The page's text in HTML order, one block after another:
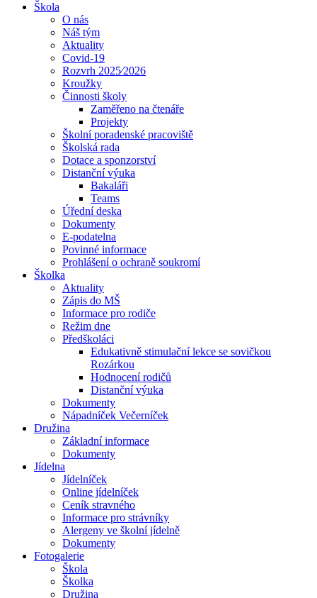
Škola
O nás
Náš tým
Aktuality
Covid-19
Rozvrh 2025⁄2026
Kroužky
Činnosti školy
Zaměřeno na čtenáře
Projekty
Školní poradenské pracoviště
Školská rada
Dotace a sponzorství
Distanční výuka
Bakaláři
Teams
Úřední deska
Dokumenty
E-podatelna
Povinné informace
Prohlášení o ochraně soukromí
Školka
Aktuality
Zápis do MŠ
Informace pro rodiče
Režim dne
Předškoláci
Edukativně stimulační lekce se sovičkou
Rozárkou
Hodnocení rodičů
Distanční výuka
Dokumenty
Nápadníček Večerníček
Družina
Základní informace
Dokumenty
Jídelna
Jídelníček
Online jídelníček
Ceník stravného
Informace pro strávníky
Alergeny ve školní jídelně
Dokumenty
Fotogalerie
Škola
Školka
Družina